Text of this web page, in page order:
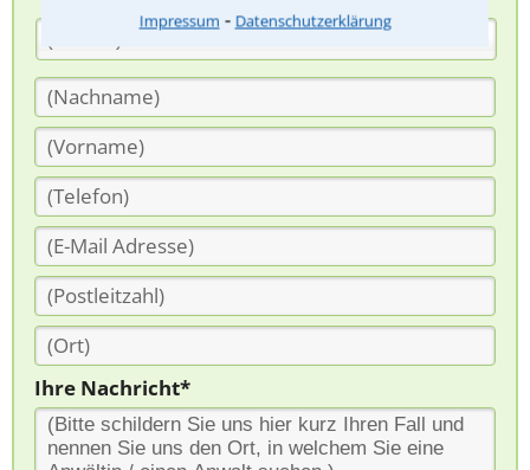
Impressum ⁃ Datenschutzerklärung
Ihre Nachricht*